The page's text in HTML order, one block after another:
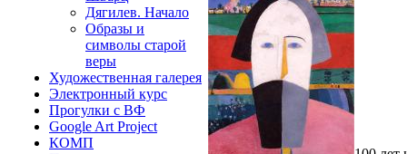
Дягилев. Начало
Образы и
символы старой
веры
Художественная галерея
Электронный курс
Прогулки с ВФ
Google Art Project
КОМП